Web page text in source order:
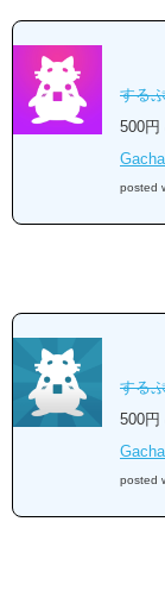
する
500円
posted
する
500円
posted